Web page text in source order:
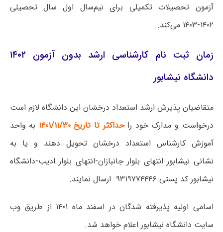
آزمون تحصیلات تکمیلی برای نیم‌سال اول سال تحصیلی
۱۴۰۲-۱۴۰۳ می‌کند.
زمان ثبت نام کارشناسی ارشد بدون آزمون ۱۴۰۲
دانشگاه نیشابور
متقاضیان پذیرش ارشد استعداد درخشان این دانشگاه لازم است
درخواست و مدارک خود راحداکثر تا تاریخ ۱۴۰۱/۱۱/۳۰
به واحد
آموزش کارشناس استعداد درخشان تحویل دهند و یا به
نشانی نیشابور انتهای بلوار جانبازان-انتهای بلوار ادیب-دانشگاه
نیشابور کد پستی ۹۳۱۹۷۷۴۴۴۶ ارسال نمایند.
اسامی اولیه پذیرفته شدگان در اسفند ماه ۱۴۰۱ از طریق وب
سایت دانشگاه نیشابور اعلام خواهد شد.‌